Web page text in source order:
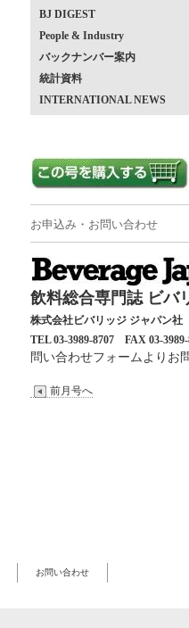
BJ DIGEST
People & Industry
バックナンバー案内
統計資料
INTERNATIONAL NEWS
お申込み・お問い合わせ
飲料総合専門誌 ビバ
株式会社ビバリッジ ジャパン
TEL 03-3989-8707 FAX 03-3989-
問い合わせフォームよりお
前月号へ
お問い合わせ